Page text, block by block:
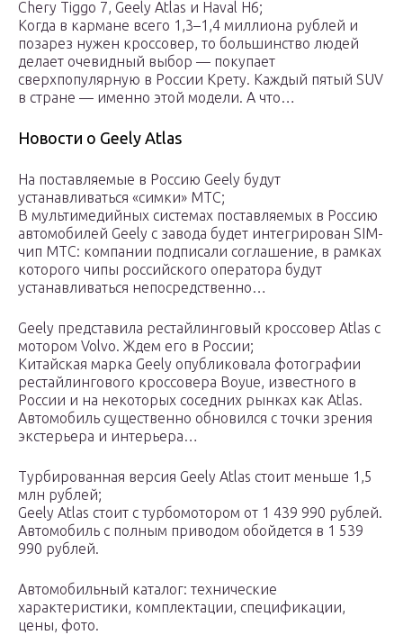
Chery Tiggo 7, Geely Atlas и Haval H6;
Когда в кармане всего 1,3–1,4 миллиона рублей и
позарез нужен кроссовер, то большинство людей
делает очевидный выбор — покупает
сверхпопулярную в России Крету. Каждый пятый SUV
в стране — именно этой модели. А что…
Новости о Geely Atlas
На поставляемые в Россию Geely будут
устанавливаться «симки» МТС;
В мультимедийных системах поставляемых в Россию
автомобилей Geely с завода будет интегрирован SIM-
чип МТС: компании подписали соглашение, в рамках
которого чипы российского оператора будут
устанавливаться непосредственно…
Geely представила рестайлинговый кроссовер Atlas с
мотором Volvo. Ждем его в России;
Китайская марка Geely опубликовала фотографии
рестайлингового кроссовера Boyue, известного в
России и на некоторых соседних рынках как Atlas.
Автомобиль существенно обновился с точки зрения
экстерьера и интерьера…
Турбированная версия Geely Atlas стоит меньше 1,5
млн рублей;
Geely Atlas стоит с турбомотором от 1 439 990 рублей.
Автомобиль с полным приводом обойдется в 1 539
990 рублей.
Автомобильный каталог: технические
характеристики, комплектации, спецификации,
цены, фото.